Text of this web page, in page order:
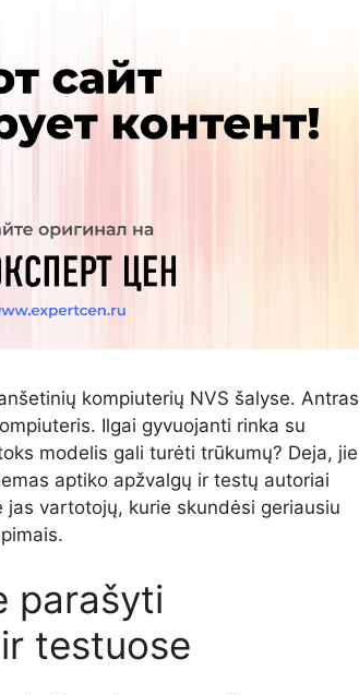
kompiuterių NVS šalyse. Antras
Ilgai gyvuojanti rinka su
modelis gali turėti trūkumų? Deja, jie
aptiko apžvalgų ir testų autoriai
jas vartotojų, kurie skundėsi geriausiu
parašyti
testuose